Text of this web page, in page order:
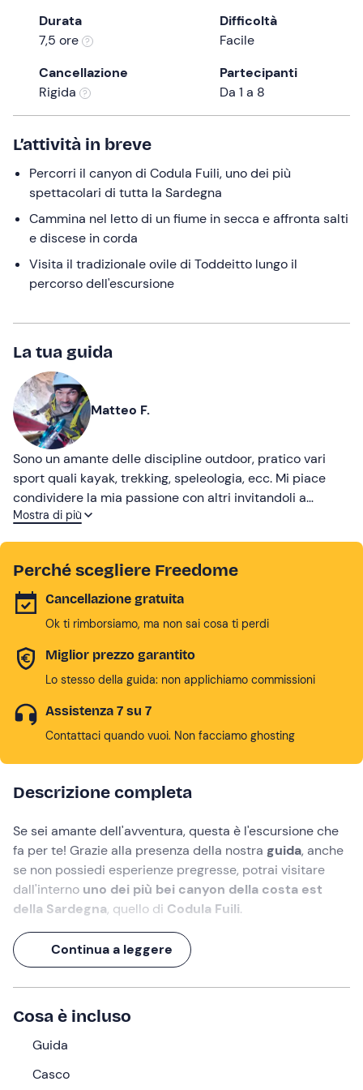
question
get
the
keyboard
shortcuts
changing
dates.
Durata
7,5 ore
Difficoltà
Facile
Cancellazione
Rigida
Partecipanti
Da 1 a 8
L’attività in breve
Percorri il canyon di Codula Fuili, uno dei più
spettacolari di tutta la Sardegna
Cammina nel letto di un fiume in secca e affronta salti
e discese in corda
Visita il tradizionale ovile di Toddeitto lungo il
percorso dell'escursione
La tua guida
Matteo F.
Sono un amante delle discipline outdoor, pratico vari
sport quali kayak, trekking, speleologia, ecc. Mi piace
condividere la mia passione con altri invitandoli a
scoprire la natura.
Mostra di più
Perché scegliere Freedome
Cancellazione gratuita
Ok ti rimborsiamo, ma non sai cosa ti perdi
Miglior prezzo garantito
Lo stesso della guida: non applichiamo commissioni
Assistenza 7 su 7
Contattaci quando vuoi. Non facciamo ghosting
Descrizione completa
Se sei amante dell'avventura, questa è l'escursione che
fa per te! Grazie alla presenza della nostra guida, anche
se non possiedi esperienze pregresse, potrai visitare
dall'interno uno dei più bei canyon della costa est
della Sardegna, quello di Codula Fuili.
Attrezzato con caschetto, imbrago e discensori
percorrerai in totale sicurezza il
assolutamente affascinante che ti lascerà a bocca
Continua a leggere
Cosa è incluso
Guida
Casco